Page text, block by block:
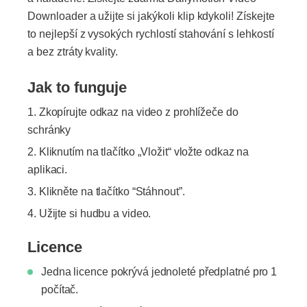
Downloader a užijte si jakýkoli klip kdykoli! Získejte
to nejlepší z vysokých rychlostí stahování s lehkostí
a bez ztráty kvality.
Jak to funguje
Zkopírujte odkaz na video z prohlížeče do
schránky
Kliknutím na tlačítko „Vložit“ vložte odkaz na
aplikaci.
Klikněte na tlačítko “Stáhnout”.
Užijte si hudbu a video.
Licence
Jedna licence pokrývá jednoleté předplatné pro 1
počítač.